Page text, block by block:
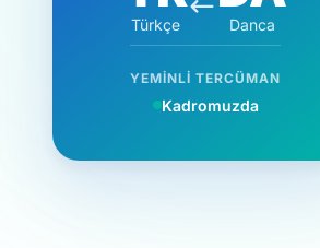
Türkçe Danca
YEMINLI TERCÜMAN
Kadromuzda